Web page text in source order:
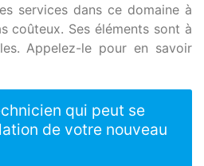
services dans ce domaine à
coûteux. Ses éléments sont à
Appelez-le pour en savoir
qui peut se
de votre nouveau